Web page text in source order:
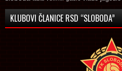
KLUBOVI ČLANICE RSD “SLOBODA”